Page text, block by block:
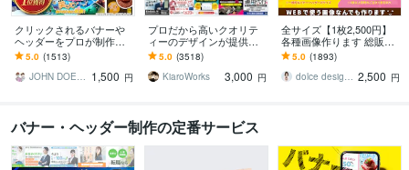
クリックされるバナーや
ヘッダーをプロが制作し
ます デザイン歴20年以上
のプロが反応率を意識し
た設計で制作
5.0 (1513)
JOHN DOE＠販売実績4800件以上 1,500 円
プロだから高いクオリテ
ィーのデザインが提供で
きます 【メインビジュア
ルやバナーの制作 3000
円！】
5.0 (3518)
KiaroWorks
3,000 円
全サイズ【1枚2,500円】
各種画像作ります 総販売
実績2000件超おまとめ割
引あり♪コスパ抜群と大好
評!
5.0 (1893)
dolce designing 2,500 円
バナー・ヘッダー制作の定番サービス